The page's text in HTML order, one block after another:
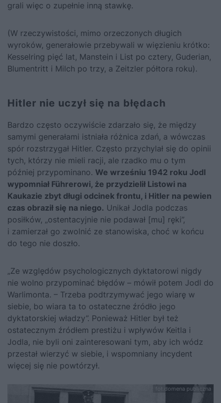
grali więc o zupełnie inną stawkę.
(W rzeczywistości, mimo orzeczonych długich
wyroków, generałowie przebywali w więzieniu krótko:
Kesselring pięć lat, Manstein i List po cztery, Guderian,
Blumentritt i Milch po trzy, a Zeitzler półtora roku).
Hitler nie uczył się na błędach
Bardzo często oczywiście zdarzało się, że między
samymi generałami istniała różnica zdań, a wówczas
spór rozstrzygał Hitler. Często przychylał się do opinii
tych, którzy nie mieli racji, ale rzadko mu o tym
później przypominano. We wrześniu 1942 roku Jodl
wypomniał Führerowi, że przydzielił Listowi na
Kaukazie zbyt długi odcinek frontu, i Hitler na pewien
czas obraził się na niego. Unikał Jodla podczas
posiłków, „ostentacyjnie nie podawał [mu] ręki”,
i zamierzał go zwolnić ze stanowiska, choć w końcu
do tego nie doszło.
„Ze względów psychologicznych dyktatorowi nigdy
nie wolno przypominać błędów – mówił potem Jodl do
Warlimonta. – Trzeba podtrzymywać jego wiarę w
siebie, bo wiara ta to ostateczne źródło jego
dyktatorskiej władzy”. Ponieważ Hitler był też
ostatecznym źródłem prestiżu i wpływów Keitla i
Jodla, nie byli oni zainteresowani tym, aby ich wódz
przestał wierzyć w siebie, i wspomniany incydent
więcej się nie powtórzył.
fot.domena publiczna